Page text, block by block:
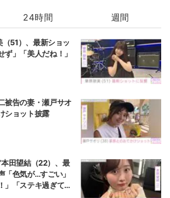
24時間 週間
（51）、最新ショッ
ず」「美人だね！」
被告の妻・瀬戸サオ
ショット披露
田望結（22）、最
「色気が…すごい」
」「ステキ過ぎて罪